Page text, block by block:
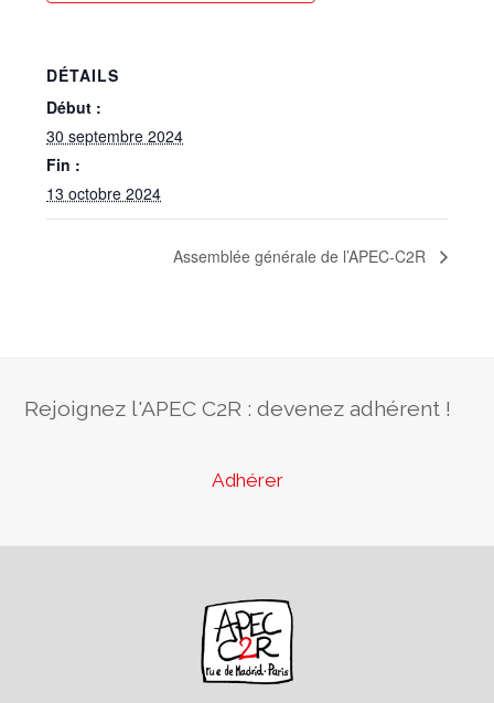
DÉTAILS
Début :
30 septembre 2024
Fin :
13 octobre 2024
Assemblée générale de l’APEC-C2R
Rejoignez l'APEC C2R : devenez adhérent !
Adhérer